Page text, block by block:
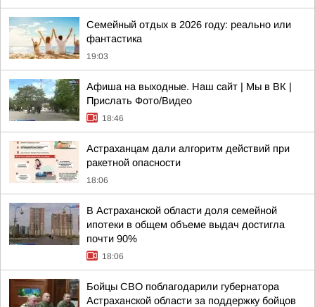
Семейный отдых в 2026 году: реально или
фантастика
19:03
Афиша на выходные. Наш сайт | Мы в ВК |
Прислать Фото/Видео
18:46
Астраханцам дали алгоритм действий при
ракетной опасности
18:06
В Астраханской области доля семейной
ипотеки в общем объеме выдач достигла
почти 90%
18:06
Бойцы СВО поблагодарили губернатора
Астраханской области за поддержку бойцов